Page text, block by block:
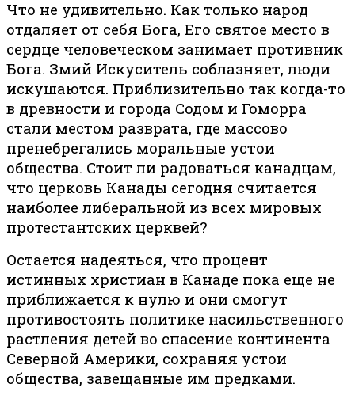
Что не удивительно. Как только народ
отдаляет от себя Бога, Его святое место в
сердце человеческом занимает противник
Бога. Змий Искуситель соблазняет, люди
искушаются. Приблизительно так когда-то
в древности и города Содом и Гоморра
стали местом разврата, где массово
пренебрегались моральные устои
общества. Стоит ли радоваться канадцам,
что церковь Канады сегодня считается
наиболее либеральной из всех мировых
протестантских церквей?
Остается надеяться, что процент
истинных христиан в Канаде пока еще не
приближается к нулю и они смогут
противостоять политике насильственного
растления детей во спасение континента
Северной Америки, сохраняя устои
общества, завещанные им предками.